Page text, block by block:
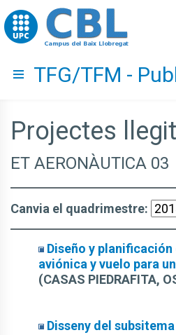
Go to upc.edu
Hide menu
TFG/TFM -
Projectes
ET AERONÀUTICA 03
Canvia el quadrimestre:
Diseño y
aviónica y vuelo para
(CASAS PIEDRAFITA,
Disseny del